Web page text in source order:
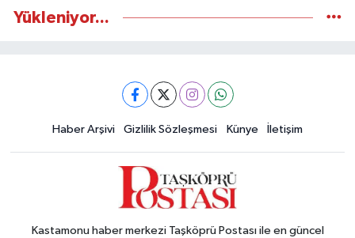
Yükleniyor...
Haber Arşivi Gizlilik Sözleşmesi Künye İletişim
Kastamonu haber merkezi Taşköprü Postası ile en güncel